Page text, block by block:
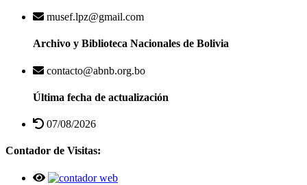
musef.lpz@gmail.com
Archivo y Biblioteca Nacionales de Bolivia
contacto@abnb.org.bo
Última fecha de actualización
07/08/2026
Contador de Visitas: